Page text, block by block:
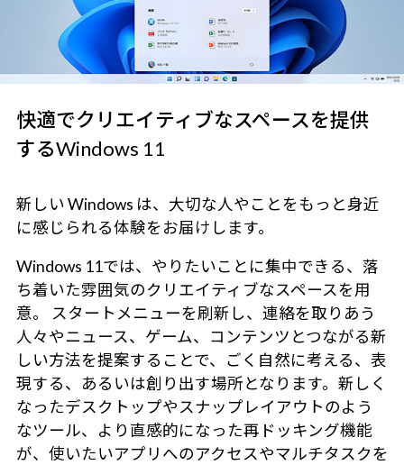
快適でクリエイティブなスペースを提供
するWindows 11
新しい Windows は、大切な人やことをもっと身近
に感じられる体験をお届けします。
Windows 11では、やりたいことに集中できる、落
ち着いた雰囲気のクリエイティブなスペースを用
意。 スタートメニューを刷新し、連絡を取りあう
人々やニュース、ゲーム、コンテンツとつながる新
しい方法を提案することで、ごく自然に考える、表
現する、あるいは創り出す場所となります。新しく
なったデスクトップやスナップレイアウトのよう
なツール、より直感的になった再ドッキング機能
が、使いたいアプリへのアクセスやマルチタスクを